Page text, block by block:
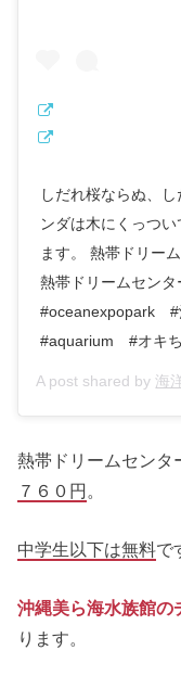
しだれ桜ならぬ、
ンダは木にくっつ
ます。 熱帯ドリー
熱帯ドリームセ
#oceanexpopark
#aquarium #オキ
A post shared by海
熱帯ドリームセンタ
７６０円 。
中学生以下は無料で
沖縄美ら海水族館の
ります。